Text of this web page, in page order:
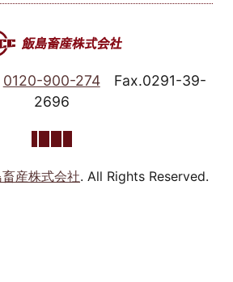
0120-900-274
Fax.0291-39-
2696
産株式会社. All Rights Reserved.